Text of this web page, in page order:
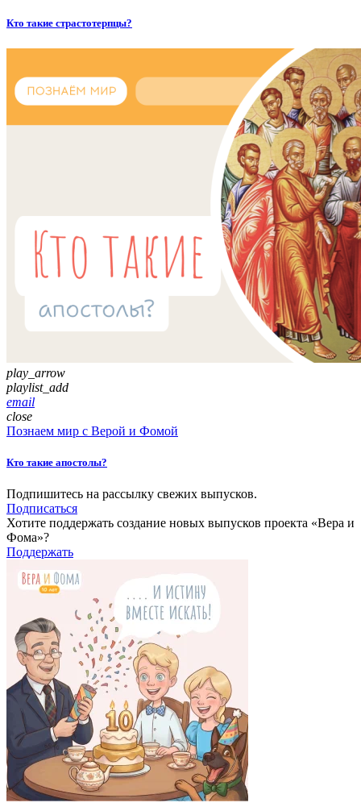
Кто такие страстотерпцы?
play_arrow
playlist_add
email
close
Познаем мир с Верой и Фомой
Кто такие апостолы?
Подпишитесь на рассылку свежих выпусков.
Подписаться
Хотите поддержать создание новых выпусков проекта «Вера и
Фома»?
Поддержать